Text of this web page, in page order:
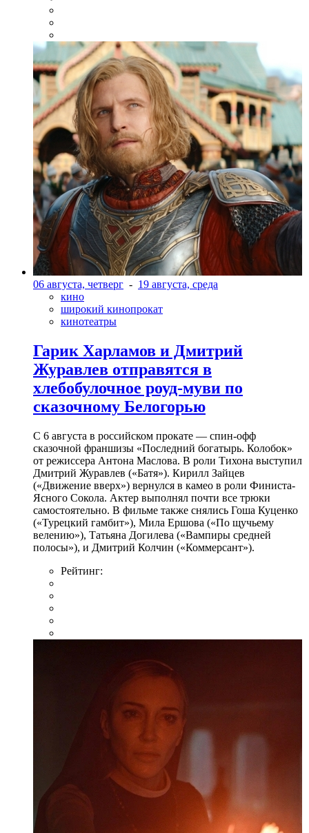
06 августа, четверг - 19 августа, среда
кино
широкий кинопрокат
кинотеатры
Гарик Харламов и Дмитрий
Журавлев отправятся в
хлебобулочное роуд-муви по
сказочному Белогорью
С 6 августа в российском прокате — спин-офф
сказочной франшизы «Последний богатырь. Колобок»
от режиссера Антона Маслова. В роли Тихона выступил
Дмитрий Журавлев («Батя»). Кирилл Зайцев
(«Движение вверх») вернулся в камео в роли Финиста-
Ясного Сокола. Актер выполнял почти все трюки
самостоятельно. В фильме также снялись Гоша Куценко
(«Турецкий гамбит»), Мила Ершова («По щучьему
велению»), Татьяна Догилева («Вампиры средней
полосы»), и Дмитрий Колчин («Коммерсант»).
Рейтинг: